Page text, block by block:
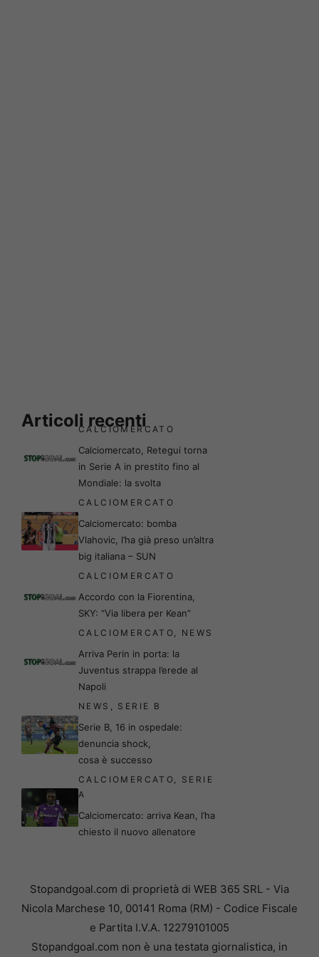
Articoli recenti
CALCIOMERCATO
Calciomercato, Retegui torna
in Serie A in prestito fino al
Mondiale: la svolta
CALCIOMERCATO
Calciomercato: bomba
Vlahovic, l’ha già preso un’altra
big italiana – SUN
CALCIOMERCATO
Accordo con la Fiorentina,
SKY: “Via libera per Kean”
CALCIOMERCATO NEWS
Arriva Perin in porta: la
Juventus strappa l’erede al
Napoli
NEWS SERIE B
Serie B, 16 in ospedale:
denuncia shock,
cosa è successo
CALCIOMERCATO
SERIE
A
Calciomercato: arriva Kean, l’ha
chiesto il nuovo allenatore
Stopandgoal.com di proprietà di WEB 365 SRL - Via
Nicola Marchese 10, 00141 Roma (RM) - Codice Fiscale
e Partita I.V.A. 12279101005
Stopandgoal.com non è una testata giornalistica, in